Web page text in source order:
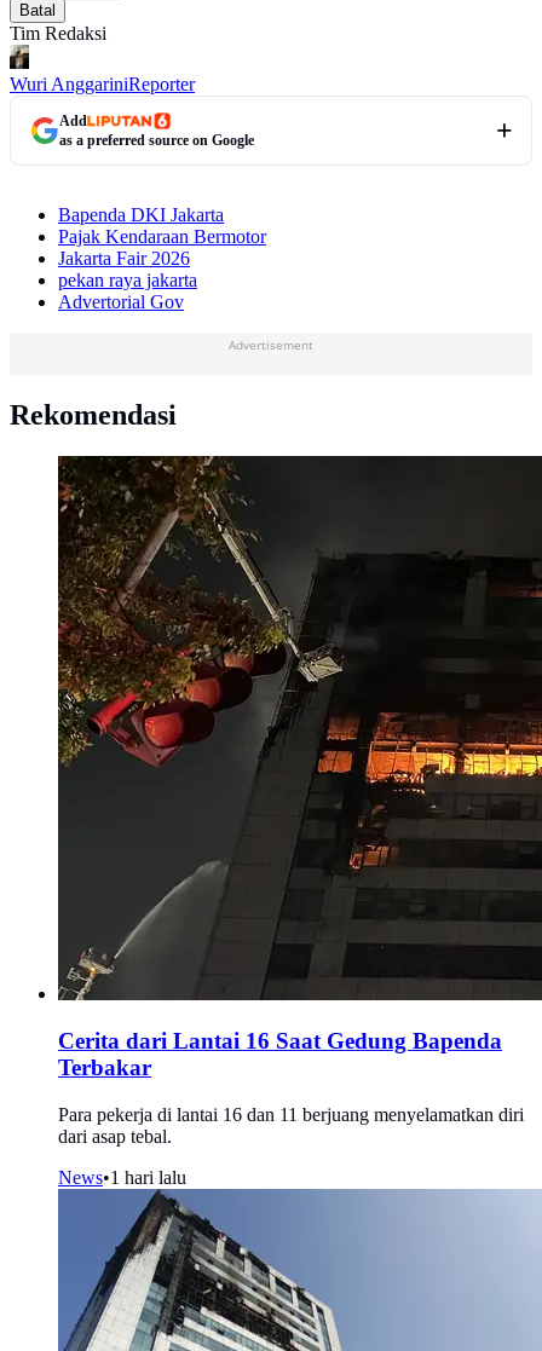
Batal
Tim Redaksi
Wuri AnggariniReporter
Add
as a preferred source on Google
Bapenda DKI Jakarta
Pajak Kendaraan Bermotor
Jakarta Fair 2026
pekan raya jakarta
Advertorial Gov
Advertisement
Rekomendasi
Cerita dari Lantai 16 Saat Gedung Bapenda
Terbakar
Para pekerja di lantai 16 dan 11 berjuang menyelamatkan diri
dari asap tebal.
News•1 hari lalu